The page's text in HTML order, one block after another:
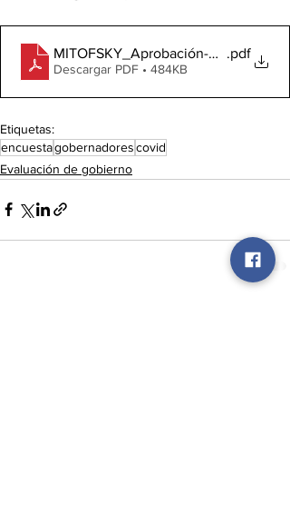
MITOFSKY_Aprobación- .pdf
Descargar PDF • 484KB
Etiquetas:
encuestagobernadorescovid
Evaluación de gobierno